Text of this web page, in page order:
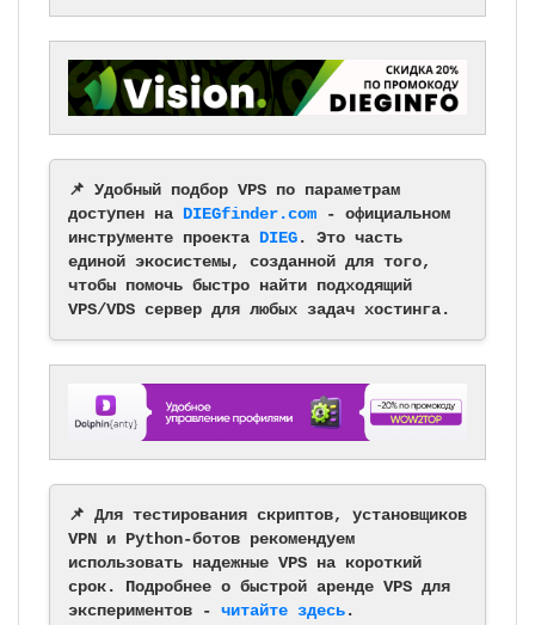
📌 Удобный подбор VPS по параметрам
доступен на DIEGfinder.com - официальном
инструменте проекта DIEG. Это часть
единой экосистемы, созданной для того,
чтобы помочь быстро найти подходящий
VPS/VDS сервер для любых задач хостинга.
📌 Для тестирования скриптов, установщиков
VPN и Python-ботов рекомендуем
использовать надежные VPS на короткий
срок. Подробнее о быстрой аренде VPS для
экспериментов - читайте здесь.